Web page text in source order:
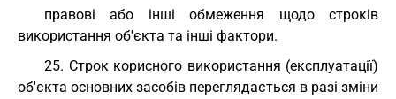
правові або інші обмеження щодо строків
використання об'єкта та інші фактори.
25. Строк корисного використання (експлуатації)
об'єкта основних засобів переглядається в разі зміни